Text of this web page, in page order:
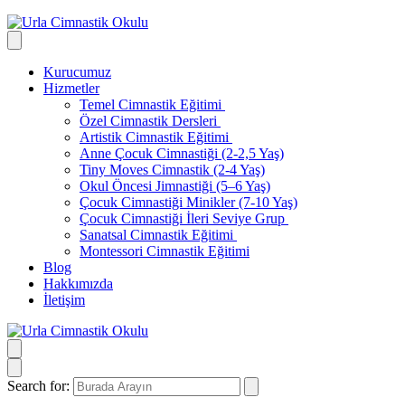
Kurucumuz
Hizmetler
Temel Cimnastik Eğitimi
Özel Cimnastik Dersleri
Artistik Cimnastik Eğitimi
Anne Çocuk Cimnastiği (2-2,5 Yaş)
Tiny Moves Cimnastik (2-4 Yaş)
Okul Öncesi Jimnastiği (5–6 Yaş)
Çocuk Cimnastiği Minikler (7-10 Yaş)
Çocuk Cimnastiği İleri Seviye Grup
Sanatsal Cimnastik Eğitimi
Montessori Cimnastik Eğitimi
Blog
Hakkımızda
İletişim
Search for: